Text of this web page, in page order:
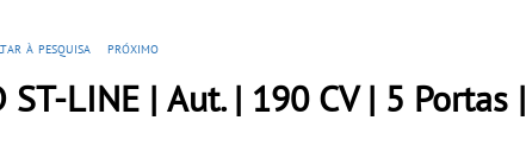
à pesquisa próximo
ST-LINE | Aut. | 190 CV | 5